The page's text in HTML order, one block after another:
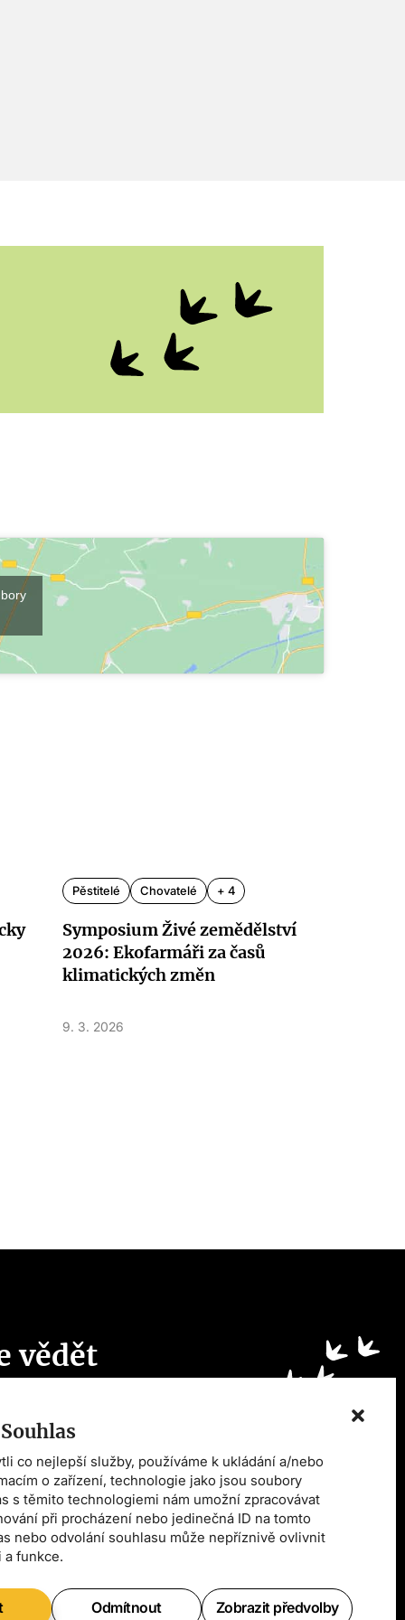
co nejlepší služby, používáme k ukládání a/nebo
o zařízení, technologie jako jsou soubory
s těmito technologiemi nám umožní zpracovávat
při procházení nebo jedinečná ID na tomto
nebo odvolání souhlasu může nepříznivě ovlivnit
a funkce.
Odmítnout Zobrazit předvolby
Pěstitelé Chovatelé + 4
Symposium Živé zemědělství
2026: Ekofarmáři za časů
klimatických změn
9. 3. 2026
vědět
Odeslat
se
zpracováním osobních údajů a zasláním